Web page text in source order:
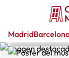
Madrid